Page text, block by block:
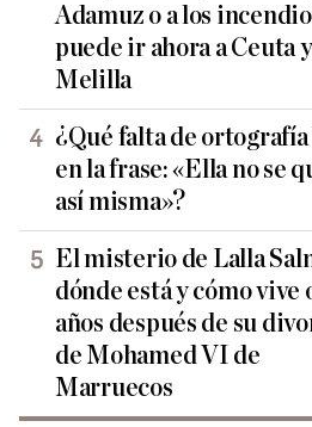
Adamuz o a los
puede ir ahora a Ceuta y
Melilla
¿Qué falta de ortografía
en la frase: «Ella no se
así misma»?
El misterio de Lalla
dónde está y cómo vive
años después de su
de Mohamed VI de
Marruecos